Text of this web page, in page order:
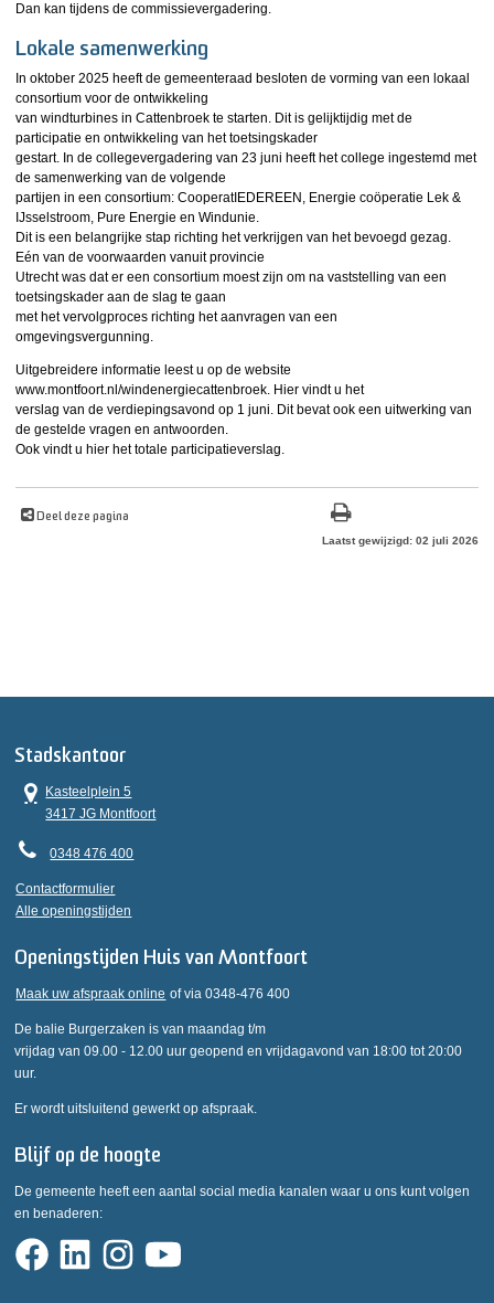
Dan kan tijdens de commissievergadering.
Lokale samenwerking
In oktober 2025 heeft de gemeenteraad besloten de vorming van een lokaal
consortium voor de ontwikkeling
van windturbines in Cattenbroek te starten. Dit is gelijktijdig met de
participatie en ontwikkeling van het toetsingskader
gestart. In de collegevergadering van 23 juni heeft het college ingestemd met
de samenwerking van de volgende
partijen in een consortium: CooperatIEDEREEN, Energie coöperatie Lek &
IJsselstroom, Pure Energie en Windunie.
Dit is een belangrijke stap richting het verkrijgen van het bevoegd gezag.
Eén van de voorwaarden vanuit provincie
Utrecht was dat er een consortium moest zijn om na vaststelling van een
toetsingskader aan de slag te gaan
met het vervolgproces richting het aanvragen van een
omgevingsvergunning.
Uitgebreidere informatie leest u op de website
www.montfoort.nl/windenergiecattenbroek. Hier vindt u het
verslag van de verdiepingsavond op 1 juni. Dit bevat ook een uitwerking van
de gestelde vragen en antwoorden.
Ook vindt u hier het totale participatieverslag.
Deel deze pagina
Laatst gewijzigd: 02 juli 2026
Stadskantoor
Kasteelplein 5
3417 JG Montfoort
0348 476 400
Contactformulier
Alle openingstijden
Openingstijden Huis van Montfoort
Maak uw afspraak online of via 0348-476 400
De balie Burgerzaken is van maandag t/m
vrijdag van 09.00 - 12.00 uur geopend en vrijdagavond van 18:00 tot 20:00
uur.
Er wordt uitsluitend gewerkt op afspraak.
Blijf op de hoogte
De gemeente heeft een aantal social media kanalen waar u ons kunt volgen
en benaderen: